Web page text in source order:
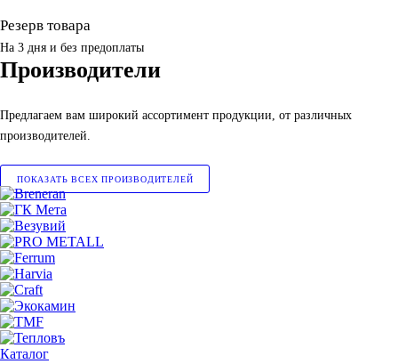
Резерв товара
На 3 дня и без предоплаты
Производители
Предлагаем вам широкий ассортимент продукции, от различных
производителей.
ПОКАЗАТЬ ВСЕХ ПРОИЗВОДИТЕЛЕЙ
Каталог